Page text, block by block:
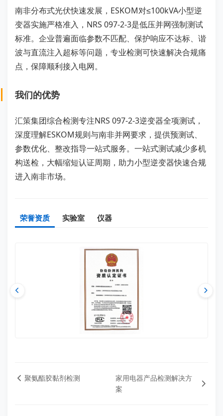
南非分布式光伏快速发展，ESKOM对≤100kVA小型逆
变器实施严格准入，NRS 097-2-3是低压并网强制测试
标准。企业普遍面临参数不匹配、保护响应不达标、谐
波与直流注入超标等问题，专业检测可快速解决合规痛
点，保障顺利接入电网。
我们的优势
汇策集团综合检测专注NRS 097-2-3逆变器全项测试，
深度理解ESKOM规则与南非并网要求，提供预测试、
参数优化、整改指导一站式服务。一站式测试减少多机
构送检，大幅缩短认证周期，助力小型逆变器快速合规
进入南非市场。
荣誉资质 实验室 仪器
聚氨酯胶黏剂检测
家用电器产品检测解决方
案